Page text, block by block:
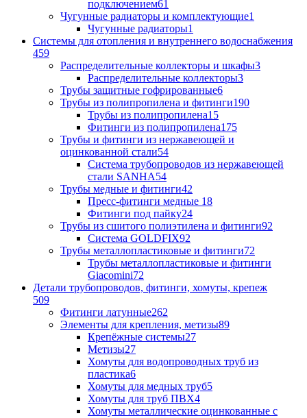
подключением61
Чугунные радиаторы и комплектующие1
Чугунные радиаторы1
Системы для отопления и внутреннего водоснабжения
459
Распределительные коллекторы и шкафы3
Распределительные коллекторы3
Трубы защитные гофрированные6
Трубы из полипропилена и фитинги190
Трубы из полипропилена15
Фитинги из полипропилена175
Трубы и фитинги из нержавеющей и
оцинкованной стали54
Система трубопроводов из нержавеющей
стали SANHA54
Трубы медные и фитинги42
Пресс-фитинги медные 18
Фитинги под пайку24
Трубы из сшитого полиэтилена и фитинги92
Система GOLDFIX92
Трубы металлопластиковые и фитинги72
Трубы металлопластиковые и фитинги
Giacomini72
Детали трубопроводов, фитинги, хомуты, крепеж
509
Фитинги латунные262
Элементы для крепления, метизы89
Крепёжные системы27
Метизы27
Хомуты для водопроводных труб из
пластика6
Хомуты для медных труб5
Хомуты для труб ПВХ4
Хомуты металлические оцинкованные с